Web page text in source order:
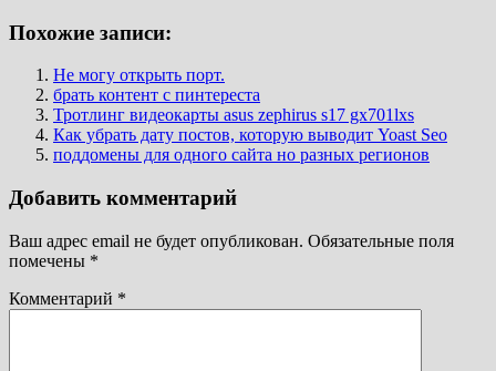
Похожие записи:
Не могу открыть порт.
брать контент с пинтереста
Тротлинг видеокарты asus zephirus s17 gx701lxs
Как убрать дату постов, которую выводит Yoast Seo
поддомены для одного сайта но разных регионов
Добавить комментарий
Ваш адрес email не будет опубликован. Обязательные поля
помечены *
Комментарий *